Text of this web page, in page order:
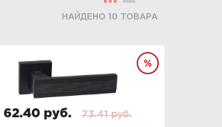
НАЙДЕНО 10 ТОВАРА
62.40 руб. 73.41 руб.